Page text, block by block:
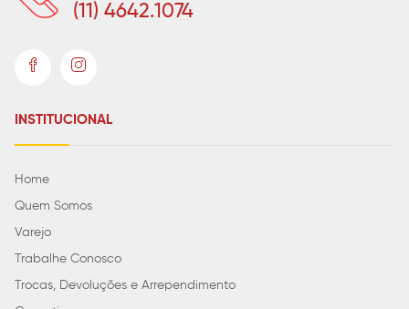
(11) 4642.1074
INSTITUCIONAL
Home
Quem Somos
Varejo
Trabalhe Conosco
Trocas, Devoluções e Arrependimento